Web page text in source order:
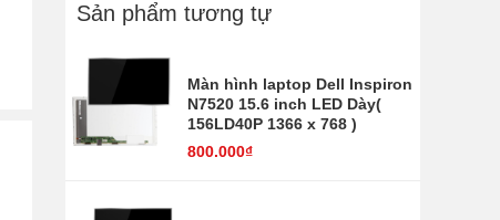
Sản phẩm tương tự
Màn hình laptop Dell Inspiron
N7520 15.6 inch LED Dày(
156LD40P 1366 x 768 )
800.000₫